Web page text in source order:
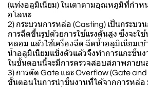
(แท่งอลูมิเนียม) ในเตาตามอุณหภูมิที่กำห
อโลหะ
2) กระบวนการหล่อ (Casting) เป็นกระบว
การฉีดขึ้นรูปด้วยการใช้แรงดันสูง ซึ่งจะใ
หลอม แล้วใช้เครื่องฉีด ฉีดน้ำอลูมิเนียมเ
น้ำอลูมิเนียมแข็งตัวแล้วจึงทำการแกะชิ้น
ในขั้นตอนนี้จะมีการตรวจสอบสภาพภาย
3) การตัด Gate และ Overflow (Gate
ขั้นตอนในการนำชิ้นงานที่ได้จากการหล่อ